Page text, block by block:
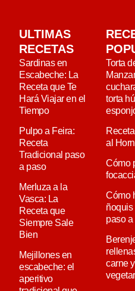
ULTIMAS
RECETAS
Sardinas en
Escabeche: La
Receta que Te
Hará Viajar en el
Tiempo
Pulpo a Feira:
Receta
Tradicional paso
a paso
Merluza a la
Vasca: La
Receta que
Siempre Sale
Bien
Mejillones en
escabeche: el
aperitivo
Torta
torta
al
Cómo
Cómo
ñoquis
paso a
carne y